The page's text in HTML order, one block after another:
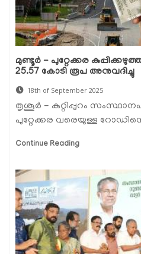
മുണ്ടൂര്‍ - പുറ്റേക്കര
25.57 കോടി രൂപ അനുവദിച്ചു
18th of September 2025
തൃശൂര്‍ - കുറ്റിപ്പുറം
പുറ്റേക്കര വരെയുള്ള
Continue Reading